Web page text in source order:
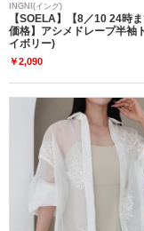
INGNI(イング)
【SOELA】【8／10 24時
価格】アシメドレープ半袖
イボリー)
￥2,090